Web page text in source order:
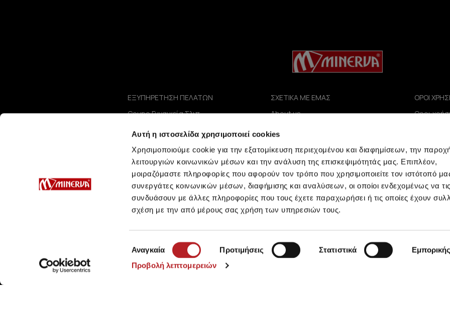
Αυτή η ιστοσελίδα χρησιμοποιεί cookies
Χρησιμοποιούμε cookie για την εξατομίκευση περιεχομένου και διαφημίσεων, την
λειτουργιών κοινωνικών μέσων και την ανάλυση της επισκεψιμότητάς μας. Επιπλέον,
μοιραζόμαστε πληροφορίες που αφορούν τον τρόπο που χρησιμοποιείτε τον ιστότοπό
συνεργάτες κοινωνικών μέσων, διαφήμισης και αναλύσεων, οι οποίοι ενδεχομένως να
συνδυάσουν με άλλες πληροφορίες που τους έχετε παραχωρήσει ή τις οποίες έχουν
σχέση με την από μέρους σας χρήση των υπηρεσιών τους.
συγκατάθεσης
Αναγκαία Προτιμήσεις Στατιστικά
Προβολή λεπτομερειών
ΕΞΥΠΗΡΕΤΗΣΗ ΠΕΛΑΤΩΝ
Coupe Γυναικεία Σλιπ
Coupe Μαγιό Σλιπ
Συμβουλές Φροντίδας
Μεγεθολόγιο
ΣΧΕΤΙΚΑ ΜΕ ΕΜΑΣ
About us
Επικοινωνία
B2B Portal
Επενδυτές (IR)
ΑΝΑΚΟΙΝΩΣΕΙΣ ΧΑΑ
Εταιρεία
ΟΡΟΙ
Οροι
Συχνές